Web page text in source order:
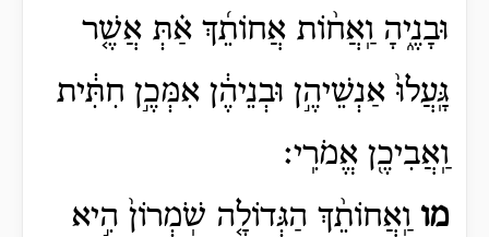
וּבָנֶ֑יהָ וַֽאֲח֨וֹת אֲחוֹתֵ֜ךְ אַ֗תְּ אֲשֶׁ֤ר
גָּֽעֲלוּ֙ אַנְשֵׁיהֶ֣ן וּבְנֵיהֶ֔ן אִמְּכֶ֣ן חִתִּ֔ית
וַֽאֲבִיכֶ֖ן אֱמֹרִֽי׃
מו וַֽאֲחוֹתֵ֨ךְ הַגְּדוֹלָ֤ה שֹֽׁמְרוֹן֙ הִ֣יא